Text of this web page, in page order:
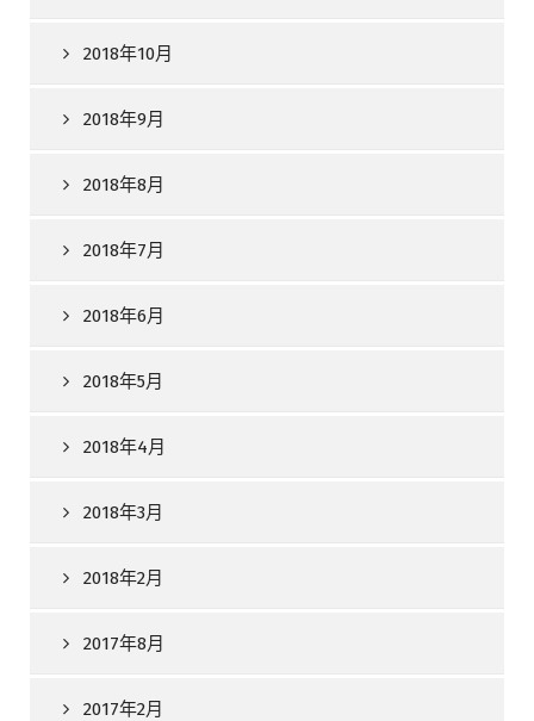
2018年10月
2018年9月
2018年8月
2018年7月
2018年6月
2018年5月
2018年4月
2018年3月
2018年2月
2017年8月
2017年2月